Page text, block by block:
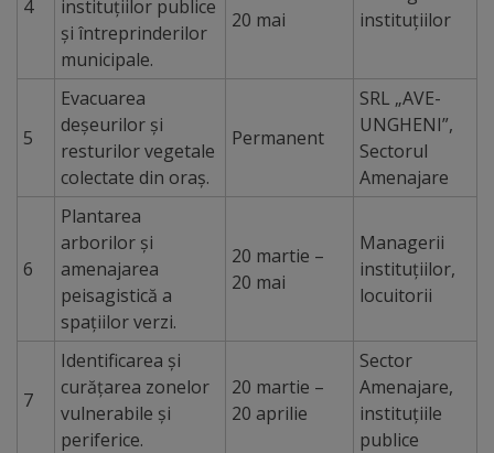
de
cerere
Arhitectură
și
urbanism
Transparență
decizională
Proiecte
de
decizii
4
instituțiilor publice
și întreprinderilor
municipale.
20 mai
instituțiilor
5
Evacuarea
deșeurilor și
resturilor vegetale
colectate din oraș.
Permanent
SRL „AVE-
UNGHENI”,
Sectorul
Amenajare
6
Plantarea
arborilor și
amenajarea
peisagistică a
spațiilor verzi.
20 martie –
20 mai
Managerii
instituțiilor,
locuitorii
7
Identificarea și
curățarea zonelor
vulnerabile și
periferice.
20 martie –
20 aprilie
Sector
Amenajare,
instituțiile
publice